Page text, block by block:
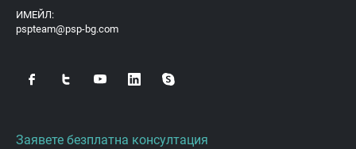
ИМЕЙЛ:
pspteam@psp-bg.com
Заявете безплатна консултация